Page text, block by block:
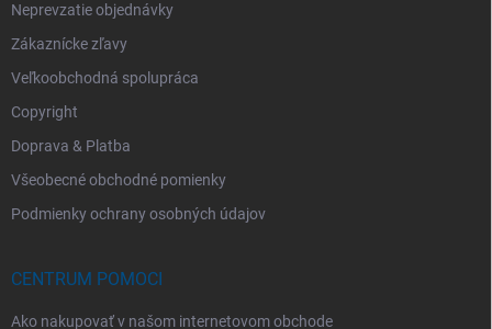
Neprevzatie objednávky
Zákaznícke zľavy
Veľkoobchodná spolupráca
Copyright
Doprava & Platba
Všeobecné obchodné pomienky
Podmienky ochrany osobných údajov
CENTRUM POMOCI
Ako nakupovať v našom internetovom obchode